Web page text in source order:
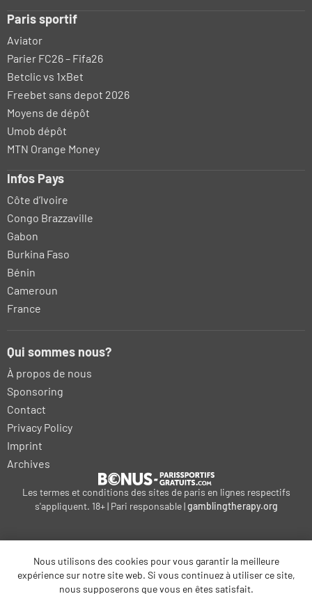
Paris sportif
Aviator
Parier FC26 – Fifa26
Betclic vs 1xBet
Freebet sans depot 2026
Moyens de dépôt
Umob dépôt
MTN Orange Money
Infos Pays
Côte d’Ivoire
Congo Brazzaville
Gabon
Burkina Faso
Bénin
Cameroun
France
Qui sommes nous?
À propos de nous
Sponsoring
Contact
Privacy Policy
Imprint
Archives
Les termes et conditions des sites de paris en lignes respectifs
s'appliquent. 18+ | Pari responsable |gamblingtherapy.org
bonus-betting.dk
kalyteri-stoiximatiki.gr
bonus-parissportifs-gratuits.com
Nous utilisons des cookies pour vous garantir la meilleure
expérience sur notre site web. Si vous continuez à utiliser ce site,
nous supposerons que vous en êtes satisfait.